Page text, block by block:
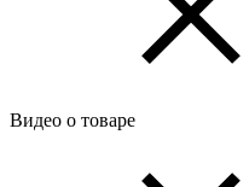
Видео о товаре